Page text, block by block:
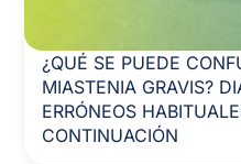
¿QUÉ SE PUEDE
MIASTENIA GRAVIS?
ERRÓNEOS
CONTINUACIÓN